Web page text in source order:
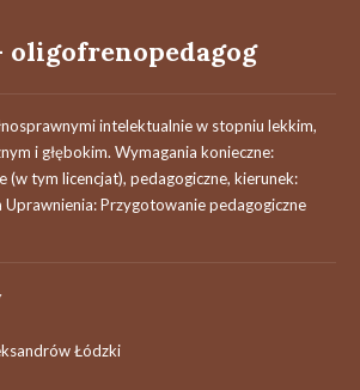
oligofrenopedagog
intelektualnie w stopniu lekkim,
i głębokim. Wymagania konieczne:
(w tym licencjat), pedagogiczne, kierunek:
Przygotowanie pedagogiczne
Łódzki